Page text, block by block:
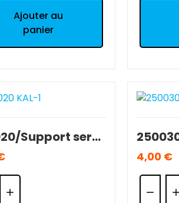
Ajouter au
panier
250020/Support servos T2M Séries 5000/7000 OCCASION BE
4,00 €
Quantité: